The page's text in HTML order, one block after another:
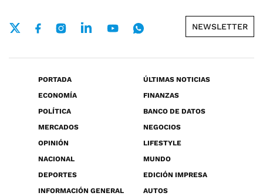
NEWSLETTER
PORTADA
ÚLTIMAS NOTICIAS
ECONOMÍA
FINANZAS
POLÍTICA
BANCO DE DATOS
MERCADOS
NEGOCIOS
OPINIÓN
LIFESTYLE
NACIONAL
MUNDO
DEPORTES
EDICIÓN IMPRESA
INFORMACIÓN GENERAL
AUTOS